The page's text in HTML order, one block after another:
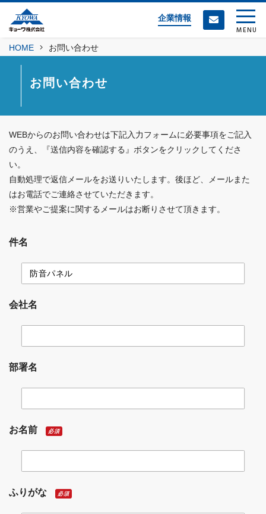
企業情報
MENU
HOME お問い合わせ
お問い合わせ
WEBからのお問い合わせは下記入力フォームに必要事項をご記入
のうえ、『送信内容を確認する』ボタンをクリックしてくださ
い。
自動処理で返信メールをお送りいたします。後ほど、メールまた
はお電話でご連絡させていただきます。
※営業やご提案に関するメールはお断りさせて頂きます。
件名
会社名
部署名
お名前 必須
ふりがな 必須